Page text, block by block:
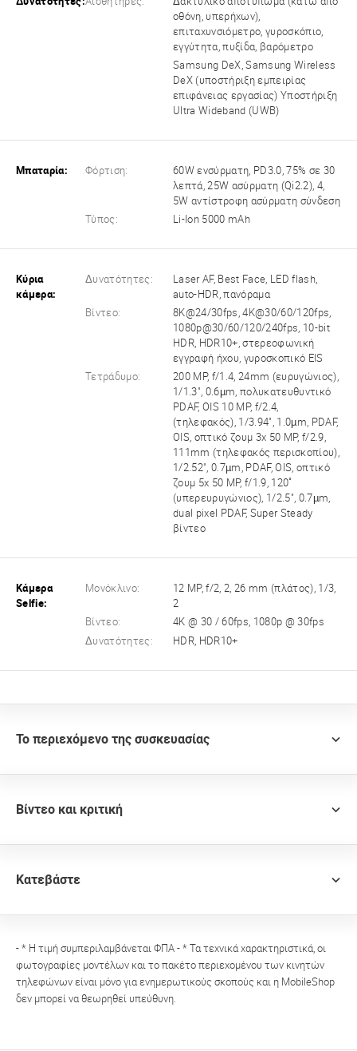
οθόνη, υπερήχων),
επιταχυνσιόμετρο, γυροσκόπιο,
εγγύτητα, πυξίδα, βαρόμετρο
Samsung DeX, Samsung Wireless
DeX (υποστήριξη εμπειρίας
επιφάνειας εργασίας) Υποστήριξη
Ultra Wideband (UWB)
Μπαταρία: Φόρτιση:
60W ενσύρματη, PD3.0, 75% σε 30
λεπτά, 25W ασύρματη (Qi2.2), 4,
5W αντίστροφη ασύρματη σύνδεση
Τύπος:
Li-Ion 5000 mAh
Κύρια
κάμερα:
Δυνατότητες:
Laser AF, Best Face, LED flash,
auto-HDR, πανόραμα
Βίντεο:
8K@24/30fps, 4K@30/60/120fps,
1080p@30/60/120/240fps, 10-bit
HDR, HDR10+, στερεοφωνική
εγγραφή ήχου, γυροσκοπικό EIS
Τετράδυμο:
200 MP, f/1.4, 24mm (ευρυγώνιος),
1/1.3", 0.6µm, πολυκατευθυντικό
PDAF, OIS 10 MP, f/2.4,
(τηλεφακός), 1/3.94", 1.0µm, PDAF,
OIS, οπτικό ζουμ 3x 50 MP, f/2.9,
111mm (τηλεφακός περισκοπίου),
1/2.52", 0.7µm, PDAF, OIS, οπτικό
ζουμ 5x 50 MP, f/1.9, 120˚
(υπερευρυγώνιος), 1/2.5", 0.7µm,
dual pixel PDAF, Super Steady
βίντεο
Κάμερα
Selfie:
Μονόκλινο:
12 MP, f/2, 2, 26 mm (πλάτος), 1/3,
2
Βίντεο:
4K @ 30 / 60fps, 1080p @ 30fps
Δυνατότητες:
HDR, HDR10+
Το περιεχόμενο της συσκευασίας
Βίντεο και κριτική
Κατεβάστε
- * Η τιμή συμπεριλαμβάνεται ΦΠΑ - * Τα τεχνικά χαρακτηριστικά, οι
φωτογραφίες μοντέλων και το πακέτο περιεχομένου των κινητών
τηλεφώνων είναι μόνο για ενημερωτικούς σκοπούς και η MobileShop
δεν μπορεί να θεωρηθεί υπεύθυνη.